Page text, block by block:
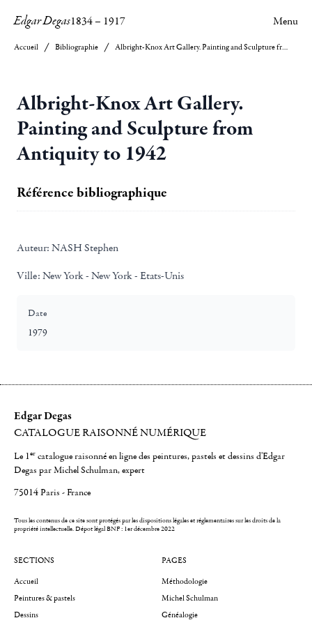
Edgar Degas1834– 1917 Menu
Accueil Bibliographie Albright-Knox Art Gallery. Painting and Sculpture from Antiquity to 1942
Albright-Knox Art Gallery.
Painting and Sculpture from
Antiquity to 1942
Référence bibliographique
Auteur: NASH Stephen
Ville: New York - New York - Etats-Unis
Date
1979
Edgar Degas
CATALOGUE RAISONNÉ NUMÉRIQUE
Le 1er catalogue raisonné en ligne des peintures, pastels et dessins d'Edgar
Degas par Michel Schulman, expert
75014 Paris - France
Tous les contenus de ce site sont protégés par les dispositions légales et réglementaires sur les droits de la
propriété intellectuelle.Dépot légal BNF : 1er décembre 2022
SECTIONS
Accueil
Peintures & pastels
Dessins
PAGES
Méthodologie
Michel Schulman
Généalogie